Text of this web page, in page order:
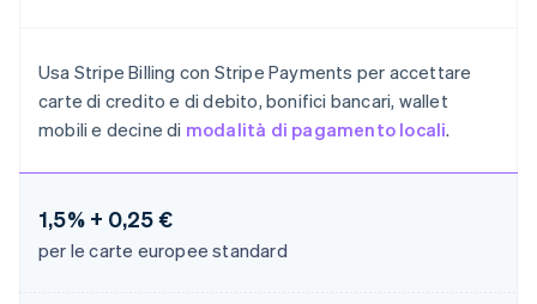
Usa Stripe Billing con Stripe Payments per accettare
carte di credito e di debito, bonifici bancari, wallet
mobili e decine di modalità di pagamento locali.
1,5% + 0,25 €
per le carte europee standard
English
Lussemburgo
FrançaisDeutsch English
Malta
Messico